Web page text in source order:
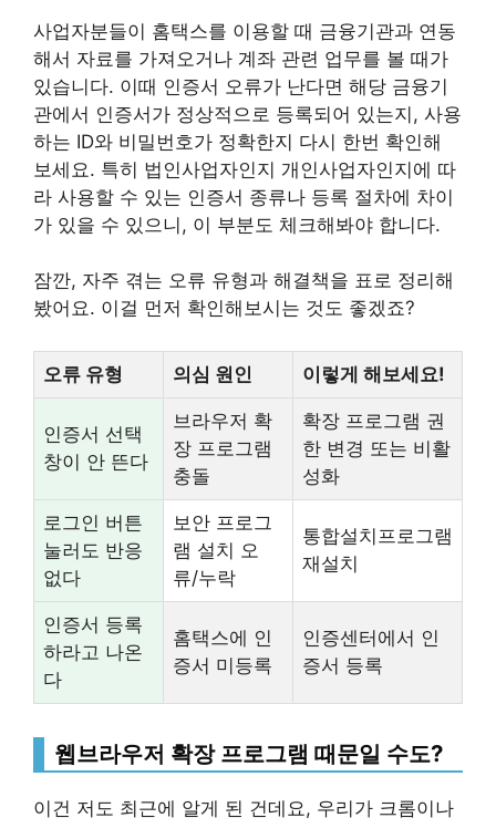
사업자분들이 홈택스를 이용할 때 금융기관과 연동
해서 자료를 가져오거나 계좌 관련 업무를 볼 때가
있습니다. 이때 인증서 오류가 난다면 해당 금융기
관에서 인증서가 정상적으로 등록되어 있는지, 사용
하는 ID와 비밀번호가 정확한지 다시 한번 확인해
보세요. 특히 법인사업자인지 개인사업자인지에 따
라 사용할 수 있는 인증서 종류나 등록 절차에 차이
가 있을 수 있으니, 이 부분도 체크해봐야 합니다.
잠깐, 자주 겪는 오류 유형과 해결책을 표로 정리해
봤어요. 이걸 먼저 확인해보시는 것도 좋겠죠?
오류 유형 의심 원인 이렇게 해보세요!
인증서 선택
창이 안 뜬다
브라우저 확
장 프로그램
충돌
확장 프로그램 권
한 변경 또는 비활
성화
로그인 버튼
눌러도 반응
없다
보안 프로그
램 설치 오
류/누락
통합설치프로그램
재설치
인증서 등록
하라고 나온
다
홈택스에 인
증서 미등록
인증센터에서 인
증서 등록
웹브라우저 확장 프로그램 때문일 수도?
이건 저도 최근에 알게 된 건데요, 우리가 크롬이나